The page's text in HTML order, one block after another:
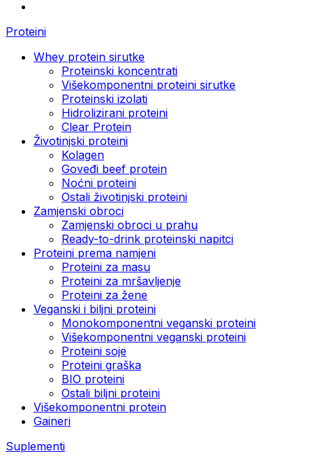
Proteini
Whey protein sirutke
Proteinski koncentrati
Višekomponentni proteini sirutke
Proteinski izolati
Hidrolizirani proteini
Clear Protein
Životinjski proteini
Kolagen
Goveđi beef protein
Noćni proteini
Ostali životinjski proteini
Zamjenski obroci
Zamjenski obroci u prahu
Ready-to-drink proteinski napitci
Proteini prema namjeni
Proteini za masu
Proteini za mršavljenje
Proteini za žene
Veganski i biljni proteini
Monokomponentni veganski proteini
Višekomponentni veganski proteini
Proteini soje
Proteini graška
BIO proteini
Ostali biljni proteini
Višekomponentni protein
Gaineri
Suplementi